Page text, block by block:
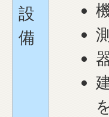
設
備